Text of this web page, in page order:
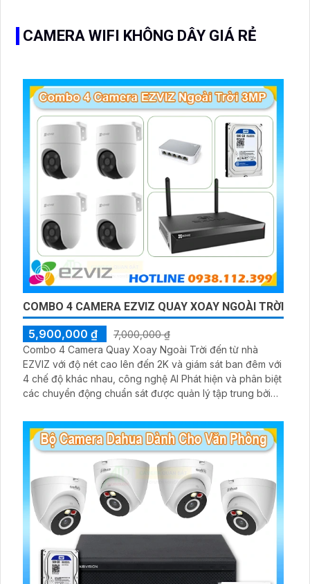
CAMERA WIFI KHÔNG DÂY GIÁ RẺ
COMBO 4 CAMERA EZVIZ QUAY XOAY NGOÀI TRỜI
5,900,000 ₫
7,000,000 ₫
Combo 4 Camera Quay Xoay Ngoài Trời đến từ nhà
EZVIZ với độ nét cao lên đến 2K và giám sát ban đêm với
4 chế độ khác nhau, công nghệ AI Phát hiện và phân biệt
các chuyển động chuẩn sát được quản lý tập trung bởi